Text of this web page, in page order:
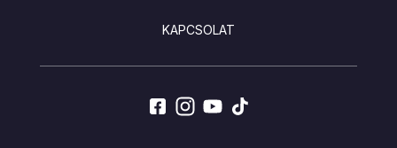
KAPCSOLAT
SOCIALS